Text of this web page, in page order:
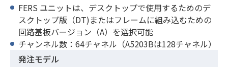
FERS ユニットは、デスクトップで使用するためのデ
スクトップ版（DT)またはフレームに組み込むための
回路基板バージョン（A）を選択可能
チャンネル数：64チャネル（A5203Bは128チャネル）
発注モデル